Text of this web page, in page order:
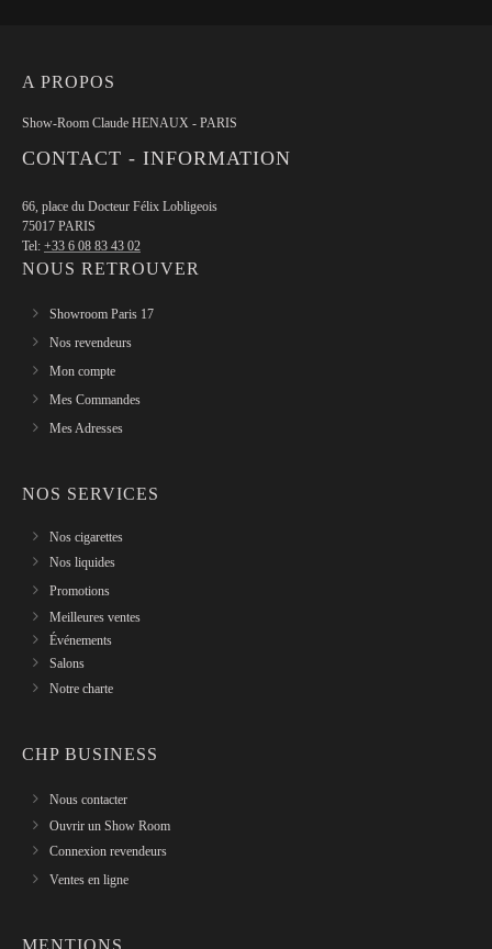
A PROPOS
Show-Room Claude HENAUX - PARIS
CONTACT - INFORMATION
66, place du Docteur Félix Lobligeois
75017 PARIS
Tel: +33 6 08 83 43 02
NOUS RETROUVER
Showroom Paris 17
Nos revendeurs
Mon compte
Mes Commandes
Mes Adresses
NOS SERVICES
Nos cigarettes
Nos liquides
Promotions
Meilleures ventes
Événements
Salons
Notre charte
CHP BUSINESS
Nous contacter
Ouvrir un Show Room
Connexion revendeurs
Ventes en ligne
MENTIONS